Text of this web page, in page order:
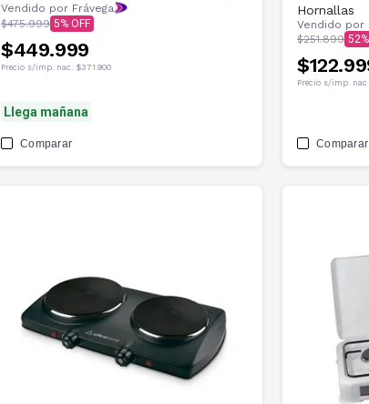
Vendido por Frávega
$475.999 5
$449.999
Precio s/imp. nac. $371.900
Llega mañana
Comparar
Hornallas
Vendido por
$251.899 52
Precio s/imp. nac.
Comparar